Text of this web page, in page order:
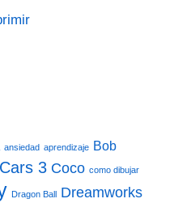
ansiedad aprendizaje Bob
Cars 3 Coco como dibujar
Dragon Ball Dreamworks